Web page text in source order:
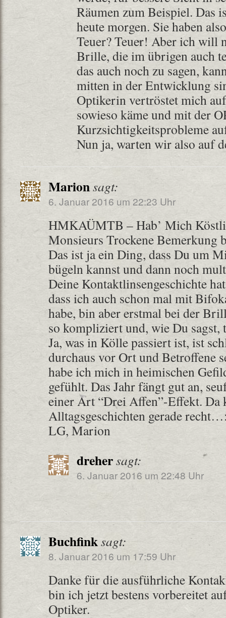
Räumen zum Beispiel. Das
heute morgen. Sie haben
Teuer? Teuer! Aber ich will
Brille, die im übrigen auch
das auch noch zu sagen,
mitten in der Entwicklung
Optikerin vertröstet mich
sowieso käme und mit der
Kurzsichtigkeitsprobleme
Nun ja, warten wir also auf
Marionsagt:
6. Januar 2016 um 22:23 Uhr
HMKAÜMTB – Hab’ Mich
Monsieurs Trockene Bemerkung
Das ist ja ein Ding, dass Du um
bügeln kannst und dann noch
Deine Kontaktlinsengeschichte
dass ich auch schon mal mit
habe, bin aber erstmal bei der
so kompliziert und, wie Du sagst,
Ja, was in Kölle passiert ist, ist
durchaus vor Ort und Betroffene
habe ich mich in heimischen
gefühlt. Das Jahr fängt gut an,
einer Art “Drei Affen”-Effekt. Da
Alltagsgeschichten gerade
LG, Marion
drehersagt:
6. Januar 2016 um 22:48 Uhr
Buchfinksagt:
8. Januar 2016 um 17:59 Uhr
Danke für die ausführliche
bin ich jetzt bestens vorbereitet
Optiker.